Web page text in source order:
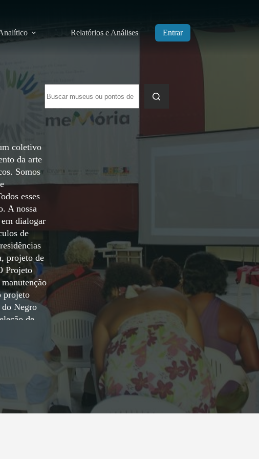
Relatórios e Análises Entrar
resultados
coletivo
da arte
Somos
esses
A nossa
dialogar
de
projeto de
Projeto
projeto
do Negro
de
o qual
de
Prêmio
e
e